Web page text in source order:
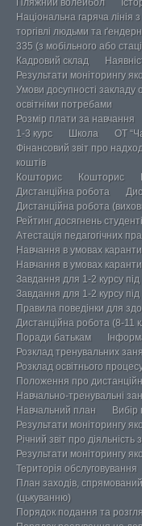
Пляжний волейбол
Національна гаряча
торгівлі людьми та
335 (з мобільного або
Кадровий склад
Результати моніторингу
Умови досупності закладу
освітніми потребами
Розмір плати за навчання
1-3 курс
Школа ОТ
Фінансовий звіт про
коштів
Кошторис
Кошторис
Дистанційна робота
Дистанційна робота
Рейтинг досягнень
Атестація педагогічних
Навчання в умовах
Навчання в умовах
Завдання для 1-2 курсу
Завдання для 1-2 курсу
Правила поведінки для
Дистанційна робота (8-11
Поради батькам
Розклад тренувальних
Розклад освітнього
Положення про
Навчально-тренувальні
Навчальний план
Вибір
Результати моніторингу
Річний звіт про діяльність
Результати моніторингу
Територія обслуговування
План заходів,
(цькуванню)
Порядок подання та